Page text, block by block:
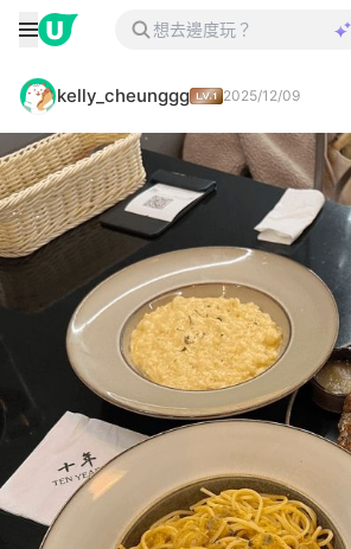
kelly_cheunggg 2025/12/09